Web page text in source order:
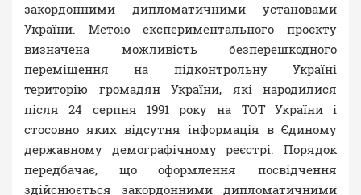
закордонними дипломатичними установами
України. Метою експериментального проєкту
визначена можливість безперешкодного
переміщення на підконтрольну Україні
територію громадян України, які народилися
після 24 серпня 1991 року на ТОТ України і
стосовно яких відсутня інформація в Єдиному
державному демографічному реєстрі. Порядок
передбачає, що оформлення посвідчення
здійснюється закордонними дипломатичними